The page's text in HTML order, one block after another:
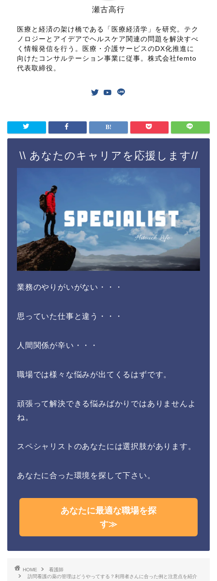
瀬古高行
医療と経済の架け橋である「医療経済学」を研究。テク
ノロジーとアイデアでヘルスケア関連の問題を解決すべ
く情報発信を行う。医療・介護サービスのDX化推進に
向けたコンサルテーション事業に従事。株式会社femto
代表取締役。
\\ あなたのキャリアを応援します//
業務のやりがいがない・・・
思っていた仕事と違う・・・
人間関係が辛い・・・
職場では様々な悩みが出てくるはずです。
頑張って解決できる悩みばかりではありませんよ
ね。
スペシャリストのあなたには選択肢があります。
あなたに合った環境を探して下さい。
あなたに最適な職場を探
す≫
HOME
看護師
訪問看護の薬の管理はどうやってする？利用者さんに合った例と注意点を紹介